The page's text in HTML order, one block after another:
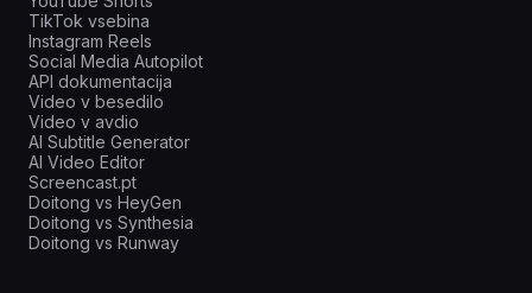
TikTok vsebina
Instagram Reels
Social Media Autopilot
API dokumentacija
Video v besedilo
Video v avdio
AI Subtitle Generator
AI Video Editor
Screencast.pt
Doitong vs HeyGen
Doitong vs Synthesia
Doitong vs Runway